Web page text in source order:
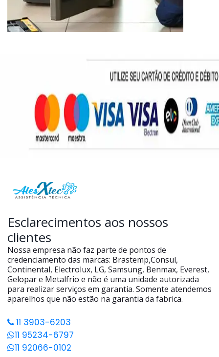
Esclarecimentos aos nossos
clientes
Nossa empresa não faz parte de pontos de
credenciamento das marcas: Brastemp,Consul,
Continental, Electrolux, LG, Samsung, Benmax, Everest,
Gelopar e Metalfrio e não é uma unidade autorizada
para realizar serviços em garantia. Somente atendemos
aparelhos que não estão na garantia da fabrica.
11 3903-6203
11 95234-6797
11 92066-0102